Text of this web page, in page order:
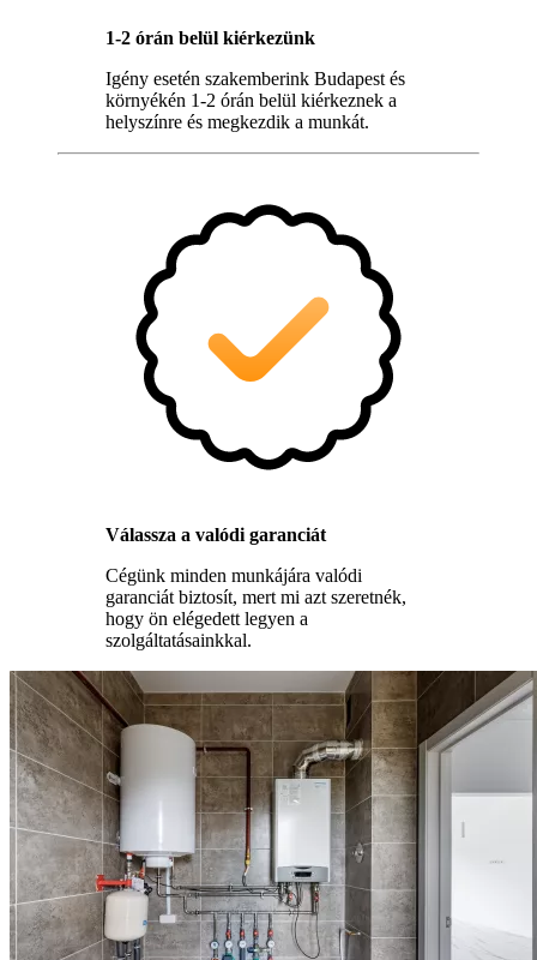
1-2 órán belül kiérkezünk
Igény esetén szakemberink Budapest és
környékén 1-2 órán belül kiérkeznek a
helyszínre és megkezdik a munkát.
Válassza a valódi garanciát
Cégünk minden munkájára valódi
garanciát biztosít, mert mi azt szeretnék,
hogy ön elégedett legyen a
szolgáltatásainkkal.